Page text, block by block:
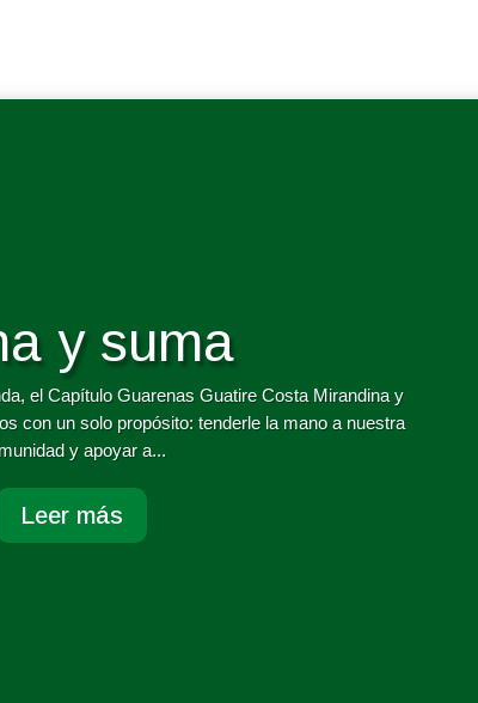
y suma
el Capítulo Guarenas Guatire Costa Mirandina y
con un solo propósito: tenderle la mano a nuestra
y apoyar a...
Leer más